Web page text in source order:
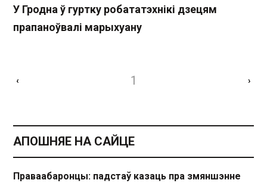
У Гродна ў гуртку робататэхнікі дзецям
прапаноўвалі марыхуану
‹ 1 ›
АПОШНЯЕ НА САЙЦЕ
Праваабаронцы: падстаў казаць пра змяншэнне